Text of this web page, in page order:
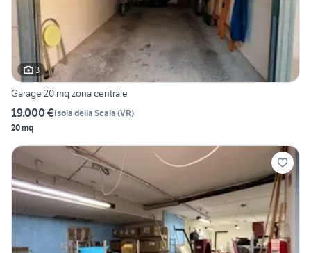
3
Garage 20 mq zona centrale
19.000 €Isola della Scala (VR)
20 mq